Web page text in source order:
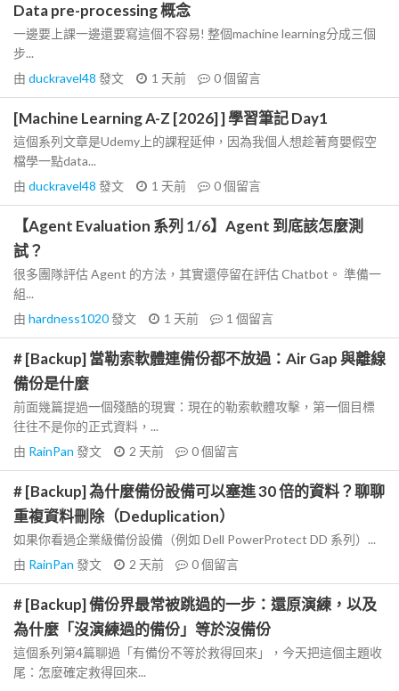
Data pre-processing 概念
一邊要上課一邊還要寫這個不容易! 整個machine learning分成三個
步...
由 duckravel48 發文 1 天前 0個留言
[Machine Learning A-Z [2026] ] 學習筆記 Day1
這個系列文章是Udemy上的課程延伸，因為我個人想趁著育嬰假空
檔學一點data...
由 duckravel48 發文 1 天前 0個留言
【Agent Evaluation 系列 1/6】Agent 到底該怎麼測
試？
很多團隊評估 Agent 的方法，其實還停留在評估 Chatbot。 準備一
組...
由 hardness1020發文 1 天前 1 個留言
# [Backup] 當勒索軟體連備份都不放過：Air Gap 與離線
備份是什麼
前面幾篇提過一個殘酷的現實：現在的勒索軟體攻擊，第一個目標
往往不是你的正式資料，...
由 RainPan 發文 2 天前 0個留言
# [Backup] 為什麼備份設備可以塞進 30 倍的資料？聊聊
重複資料刪除（Deduplication）
如果你看過企業級備份設備（例如 Dell PowerProtect DD 系列）...
由 RainPan 發文 2 天前 0個留言
# [Backup] 備份界最常被跳過的一步：還原演練，以及
為什麼「沒演練過的備份」等於沒備份
這個系列第4篇聊過「有備份不等於救得回來」，今天把這個主題收
尾：怎麼確定救得回來...